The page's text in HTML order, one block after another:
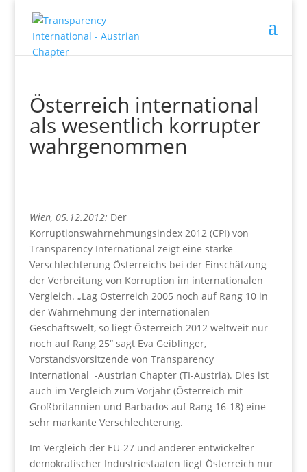
Österreich international
als wesentlich korrupter
wahrgenommen
Wien, 05.12.2012: Der
Korruptionswahrnehmungsindex 2012 (CPI) von
Transparency International zeigt eine starke
Verschlechterung Österreichs bei der Einschätzung
der Verbreitung von Korruption im internationalen
Vergleich. „Lag Österreich 2005 noch auf Rang 10 in
der Wahrnehmung der internationalen
Geschäftswelt, so liegt Österreich 2012 weltweit nur
noch auf Rang 25“ sagt Eva Geiblinger,
Vorstandsvorsitzende von Transparency
International -Austrian Chapter (TI-Austria). Dies ist
auch im Vergleich zum Vorjahr (Österreich mit
Großbritannien und Barbados auf Rang 16-18) eine
sehr markante Verschlechterung.
Im Vergleich der EU-27 und anderer entwickelter
demokratischer Industriestaaten liegt Österreich nur